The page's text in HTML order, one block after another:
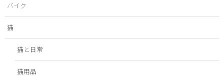
バイク
猫
猫と日常
猫用品